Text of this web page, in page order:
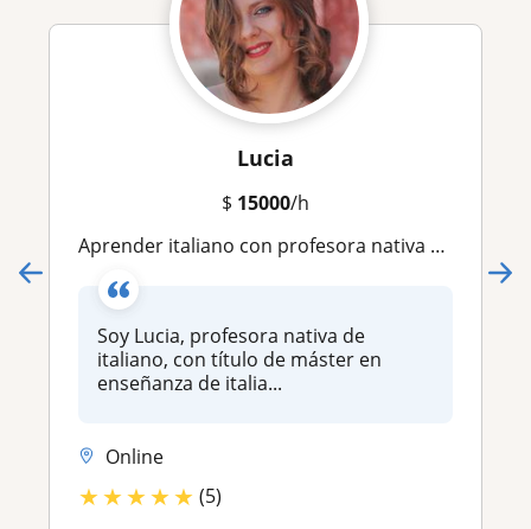
Lucia
$ 15000/h
Aprender italiano con profesora nativa y con experiencia
Soy Lucia, profesora nativa de
italiano, con título de máster en
enseñanza de italia...
Online
★★★★★ (5)